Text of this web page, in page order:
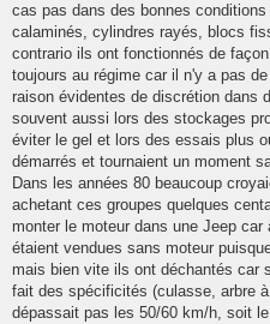
cas pas dans des bonnes
calaminés, cylindres rayés, blocs
contrario ils ont fonctionnés de
toujours au régime car il n'y a pas
raison évidentes de discrétion dans
souvent aussi lors des stockages
éviter le gel et lors des essais plus
démarrés et tournaient un moment
Dans les années 80 beaucoup
achetant ces groupes quelques
monter le moteur dans une Jeep
étaient vendues sans moteur
mais bien vite ils ont déchantés car
fait des spécificités (culasse, arbre
dépassait pas les 50/60 km/h, soit